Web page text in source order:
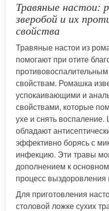
Травяные настои:
зверобой и их
свойства
Травяные настои из
помогают при отите
свойствам. Ромашка
успокаивающими и
свойствами, которые
ухе и снять
обладают
эффективно борясь с
инфекцию. Эти травы
дополнением к
процесс выздоровления
Для приготовления
столовой ложке сухих